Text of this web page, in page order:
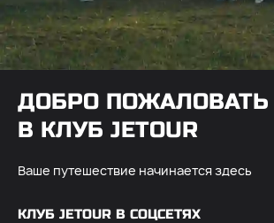
ДОБРО ПОЖАЛОВАТЬ
В КЛУБ JETOUR
Ваше путешествие начинается здесь
КЛУБ JETOUR В СОЦСЕТЯХ